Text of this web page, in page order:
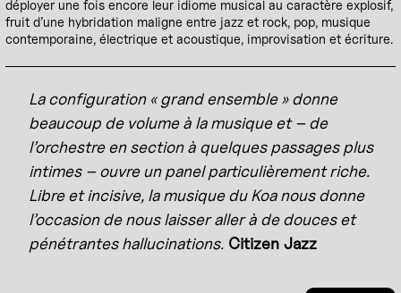
déployer une fois encore leur idiome musical au caractère explosif,
fruit d’une hybridation maligne entre jazz et rock, pop, musique
contemporaine, électrique et acoustique, improvisation et écriture.
La configuration « grand ensemble » donne
beaucoup de volume à la musique et – de
l’orchestre en section à quelques passages plus
intimes – ouvre un panel particulièrement riche.
Libre et incisive, la musique du Koa nous donne
l’occasion de nous laisser aller à de douces et
pénétrantes hallucinations. Citizen Jazz